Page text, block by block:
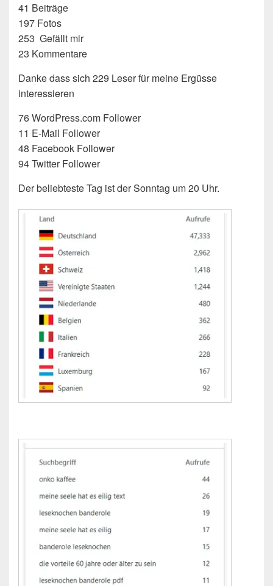
41 Beiträge
197 Fotos
253 Gefällt mir
23 Kommentare
Danke dass sich 229 Leser für meine Ergüsse
interessieren
76 WordPress.com Follower
11 E-Mail Follower
48 Facebook Follower
94 Twitter Follower
Der beliebteste Tag ist der Sonntag um 20 Uhr.